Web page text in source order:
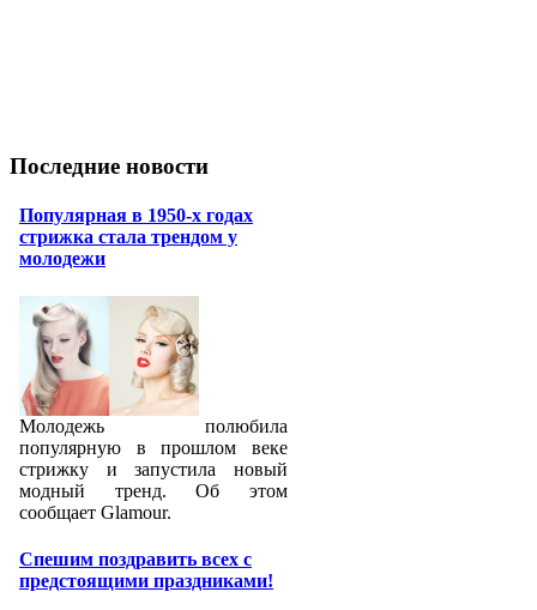
Последние новости
Популярная в 1950-х годах
стрижка стала трендом у
молодежи
Молодежь полюбила
популярную в прошлом веке
стрижку и запустила новый
модный тренд. Об этом
сообщает Glamour.
Спешим поздравить всех с
предстоящими праздниками!